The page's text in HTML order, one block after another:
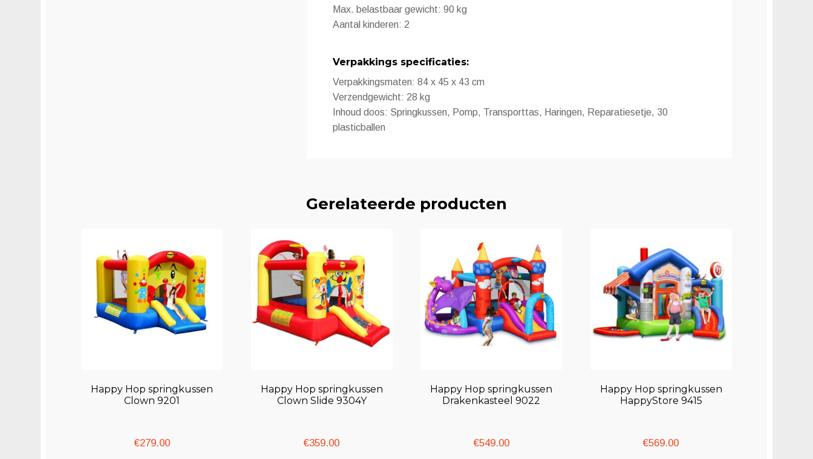
Max. belastbaar gewicht: 90 kg
Aantal kinderen: 2
Verpakkings specificaties:
Verpakkingsmaten: 84 x 45 x 43 cm
Verzendgewicht: 28 kg
Inhoud doos: Springkussen, Pomp, Transporttas, Haringen, Reparatiesetje, 30
plasticballen
Gerelateerde producten
Happy Hop springkussen
Clown 9201
€279.00
Happy Hop springkussen
Clown Slide 9304Y
€359.00
Happy Hop springkussen
Drakenkasteel 9022
€549.00
Happy Hop springkussen
HappyStore 9415
€569.00